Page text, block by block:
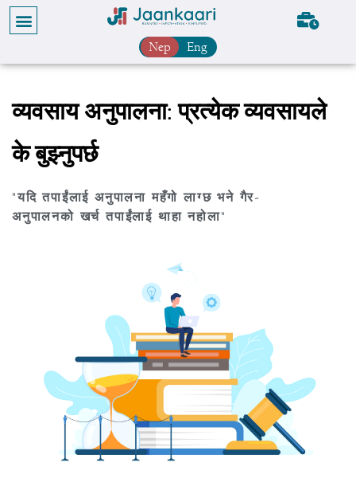
Nep Eng
व्यवसाय अनुपालना: प्रत्येक व्यवसायले
के बुझ्नुपर्छ
"यदि तपाईंलाई अनुपालना महँगो लाग्छ भने गैर-
अनुपालनको खर्च तपाईंलाई थाहा नहोला"